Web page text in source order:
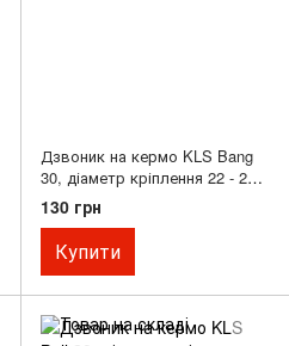
Дзвоник на кермо KLS Bang
30, діаметр кріплення 22 - 27
мм, чорний (polybag)
130 грн
Купити